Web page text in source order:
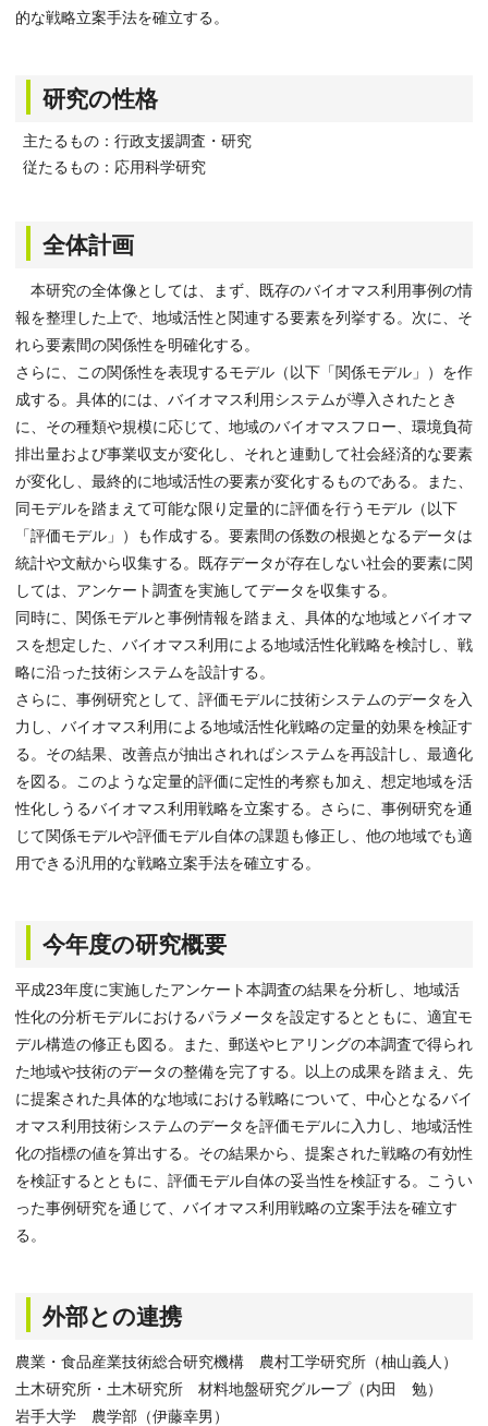
的な戦略立案手法を確立する。
研究の性格
主たるもの：行政支援調査・研究
従たるもの：応用科学研究
全体計画
本研究の全体像としては、まず、既存のバイオマス利用事例の情
報を整理した上で、地域活性と関連する要素を列挙する。次に、そ
れら要素間の関係性を明確化する。
さらに、この関係性を表現するモデル（以下「関係モデル」）を作
成する。具体的には、バイオマス利用システムが導入されたとき
に、その種類や規模に応じて、地域のバイオマスフロー、環境負荷
排出量および事業収支が変化し、それと連動して社会経済的な要素
が変化し、最終的に地域活性の要素が変化するものである。また、
同モデルを踏まえて可能な限り定量的に評価を行うモデル（以下
「評価モデル」）も作成する。要素間の係数の根拠となるデータは
統計や文献から収集する。既存データが存在しない社会的要素に関
しては、アンケート調査を実施してデータを収集する。
同時に、関係モデルと事例情報を踏まえ、具体的な地域とバイオマ
スを想定した、バイオマス利用による地域活性化戦略を検討し、戦
略に沿った技術システムを設計する。
さらに、事例研究として、評価モデルに技術システムのデータを入
力し、バイオマス利用による地域活性化戦略の定量的効果を検証す
る。その結果、改善点が抽出されればシステムを再設計し、最適化
を図る。このような定量的評価に定性的考察も加え、想定地域を活
性化しうるバイオマス利用戦略を立案する。さらに、事例研究を通
じて関係モデルや評価モデル自体の課題も修正し、他の地域でも適
用できる汎用的な戦略立案手法を確立する。
今年度の研究概要
平成23年度に実施したアンケート本調査の結果を分析し、地域活
性化の分析モデルにおけるパラメータを設定するとともに、適宜モ
デル構造の修正も図る。また、郵送やヒアリングの本調査で得られ
た地域や技術のデータの整備を完了する。以上の成果を踏まえ、先
に提案された具体的な地域における戦略について、中心となるバイ
オマス利用技術システムのデータを評価モデルに入力し、地域活性
化の指標の値を算出する。その結果から、提案された戦略の有効性
を検証するとともに、評価モデル自体の妥当性を検証する。こうい
った事例研究を通じて、バイオマス利用戦略の立案手法を確立す
る。
外部との連携
農業・食品産業技術総合研究機構 農村工学研究所（柚山義人）
土木研究所・土木研究所 材料地盤研究グループ（内田 勉）
岩手大学 農学部（伊藤幸男）